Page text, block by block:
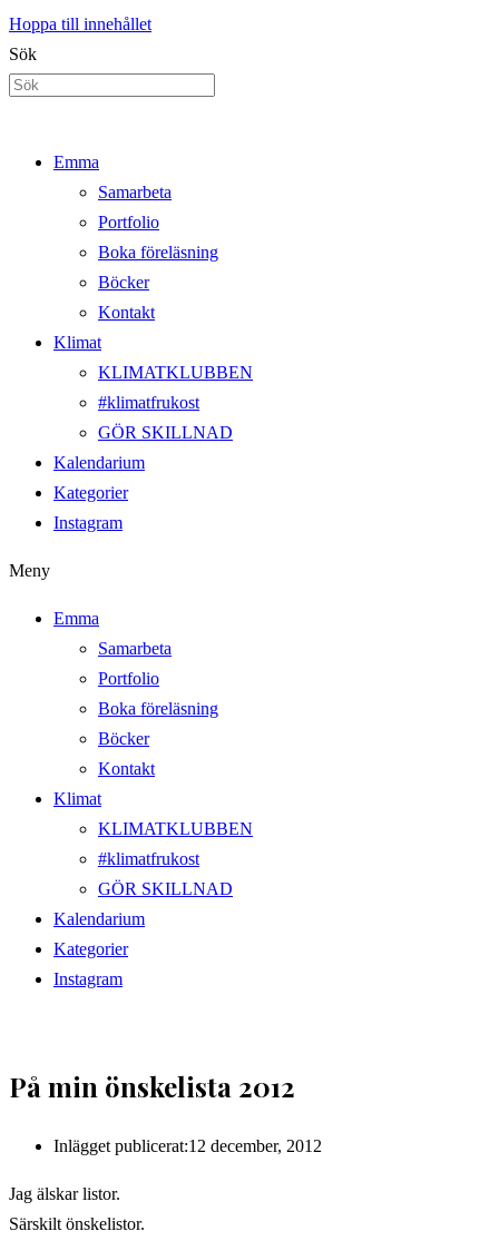
Hoppa till innehållet
Sök
Emma
Samarbeta
Portfolio
Boka föreläsning
Böcker
Kontakt
Klimat
KLIMATKLUBBEN
#klimatfrukost
GÖR SKILLNAD
Kalendarium
Kategorier
Instagram
Meny
Emma
Samarbeta
Portfolio
Boka föreläsning
Böcker
Kontakt
Klimat
KLIMATKLUBBEN
#klimatfrukost
GÖR SKILLNAD
Kalendarium
Kategorier
Instagram
På min önskelista 2012
Inlägget publicerat:12 december, 2012
Jag älskar listor.
Särskilt önskelistor.